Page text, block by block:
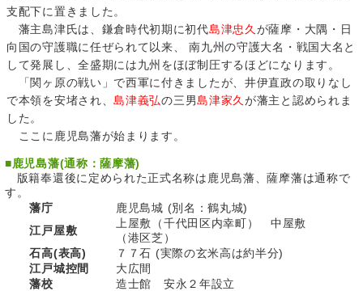
支配下に置きました。
藩主島津氏は、鎌倉時代初期に初代島津忠久 が薩摩・大隅・日
向国の守護職に任ぜられて以来、 南九州の守護大名・戦国大名と
して発展し、全盛期には九州をほぼ制圧するほどになります。
「関ヶ原の戦い」で西軍に付きましたが、井伊直政の取りなし
で本領を安堵され、島津義弘の三男島津家久が藩主と認められま
した。
ここに鹿児島藩が始まります。
■鹿児島藩(通称：薩摩藩)
版籍奉還後に定められた正式名称は鹿児島藩、薩摩藩は通称で
す。
藩庁
鹿児島城 (別名：鶴丸城)
江戸屋敷
上屋敷（千代田区内幸町） 中屋敷
（港区芝）
石高(表高)
７７石 (実際の玄米高は約半分)
江戸城控間
大広間
藩校
造士館 安永２年設立